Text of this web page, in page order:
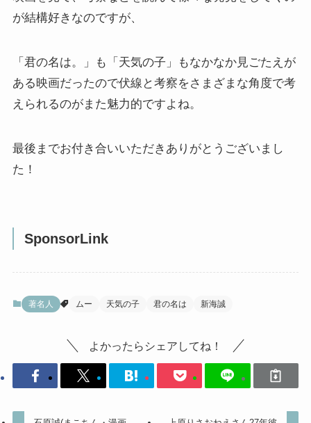
が結構好きなのですが、
「君の名は。」も「天気の子」もなかなか見ごたえが
ある映画だったので伏線と考察をさまざまな角度で考
えられるのがまた魅力的ですよね。
最後までお付き合いいただきありがとうございまし
た！
SponsorLink
著名人 ムー 天気の子 君の名は 新海誠
よかったらシェアしてね！